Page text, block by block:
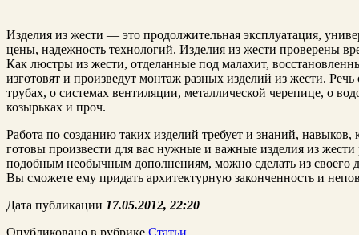
Изделия из жести — это продолжительная эксплуатация,
цены, надежность технологий. Изделия из жести проверены
Как люстры из жес­ти, отделанные под ма­ла­хит,
изготовят и произведут монтаж разных изделий из жести.
трубах, о системах вентиляции, металлической черепице, о
козырьках и проч.
Работа по созданию таких изделий требует и знаний,
готовы произвести для вас нужные и важные изделия из
подобным необычным дополнениям, можно сделать из своего
Вы сможете ему придать архитектурную законченность и
Дата публикации 17.05.2012, 22:20
Опубликовано в рубрике Статьи